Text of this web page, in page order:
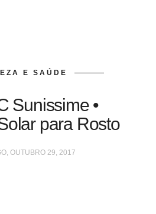
E SAÚDE
Sunissime •
para Rosto
OUTUBRO 29, 2017